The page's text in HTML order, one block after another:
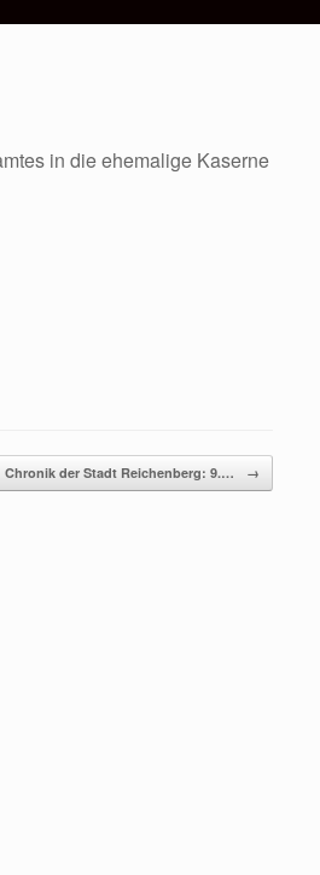
in die ehemalige Kaserne
Chronik der Stadt Reichenberg: 9.… →